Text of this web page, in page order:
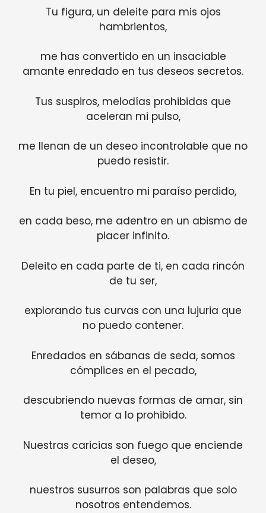
Tu figura, un deleite para mis ojos
hambrientos,
me has convertido en un insaciable
amante enredado en tus deseos secretos.
Tus suspiros, melodías prohibidas que
aceleran mi pulso,
me llenan de un deseo incontrolable que no
puedo resistir.
En tu piel, encuentro mi paraíso perdido,
en cada beso, me adentro en un abismo de
placer infinito.
Deleito en cada parte de ti, en cada rincón
de tu ser,
explorando tus curvas con una lujuria que
no puedo contener.
Enredados en sábanas de seda, somos
cómplices en el pecado,
descubriendo nuevas formas de amar, sin
temor a lo prohibido.
Nuestras caricias son fuego que enciende
el deseo,
nuestros susurros son palabras que solo
nosotros entendemos.